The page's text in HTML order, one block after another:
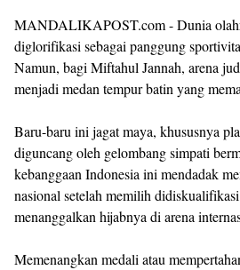
MANDALIKAPOST.com - Dunia
diglorifikasi sebagai panggung
Namun, bagi Miftahul Jannah, arena
menjadi medan tempur batin yang
Baru-baru ini jagat maya, khususnya
diguncang oleh gelombang simpati
kebanggaan Indonesia ini mendadak
nasional setelah memilih
menanggalkan hijabnya di arena
Memenangkan medali atau